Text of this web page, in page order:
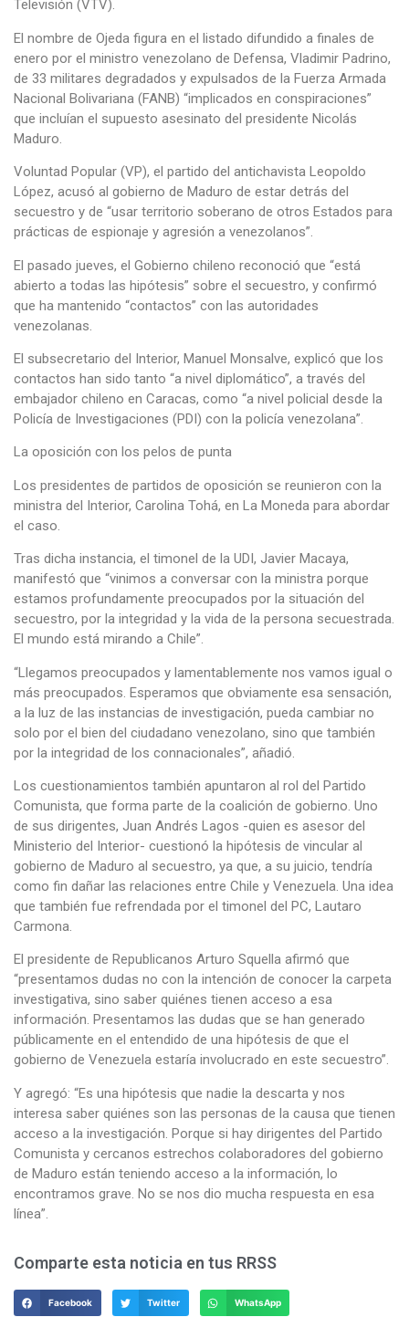
Televisión (VTV).
El nombre de Ojeda figura en el listado difundido a finales de
enero por el ministro venezolano de Defensa, Vladimir Padrino,
de 33 militares degradados y expulsados de la Fuerza Armada
Nacional Bolivariana (FANB) “implicados en conspiraciones”
que incluían el supuesto asesinato del presidente Nicolás
Maduro.
Voluntad Popular (VP), el partido del antichavista Leopoldo
López, acusó al gobierno de Maduro de estar detrás del
secuestro y de “usar territorio soberano de otros Estados para
prácticas de espionaje y agresión a venezolanos”.
El pasado jueves, el Gobierno chileno reconoció que “está
abierto a todas las hipótesis” sobre el secuestro, y confirmó
que ha mantenido “contactos” con las autoridades
venezolanas.
El subsecretario del Interior, Manuel Monsalve, explicó que los
contactos han sido tanto “a nivel diplomático”, a través del
embajador chileno en Caracas, como “a nivel policial desde la
Policía de Investigaciones (PDI) con la policía venezolana”.
La oposición con los pelos de punta
Los presidentes de partidos de oposición se reunieron con la
ministra del Interior, Carolina Tohá, en La Moneda para abordar
el caso.
Tras dicha instancia, el timonel de la UDI, Javier Macaya,
manifestó que “vinimos a conversar con la ministra porque
estamos profundamente preocupados por la situación del
secuestro, por la integridad y la vida de la persona secuestrada.
El mundo está mirando a Chile”.
“Llegamos preocupados y lamentablemente nos vamos igual o
más preocupados. Esperamos que obviamente esa sensación,
a la luz de las instancias de investigación, pueda cambiar no
solo por el bien del ciudadano venezolano, sino que también
por la integridad de los connacionales”, añadió.
Los cuestionamientos también apuntaron al rol del Partido
Comunista, que forma parte de la coalición de gobierno. Uno
de sus dirigentes, Juan Andrés Lagos -quien es asesor del
Ministerio del Interior- cuestionó la hipótesis de vincular al
gobierno de Maduro al secuestro, ya que, a su juicio, tendría
como fin dañar las relaciones entre Chile y Venezuela. Una idea
que también fue refrendada por el timonel del PC, Lautaro
Carmona.
El presidente de Republicanos Arturo Squella afirmó que
“presentamos dudas no con la intención de conocer la carpeta
investigativa, sino saber quiénes tienen acceso a esa
información. Presentamos las dudas que se han generado
públicamente en el entendido de una hipótesis de que el
gobierno de Venezuela estaría involucrado en este secuestro”.
Y agregó: “Es una hipótesis que nadie la descarta y nos
interesa saber quiénes son las personas de la causa que tienen
acceso a la investigación. Porque si hay dirigentes del Partido
Comunista y cercanos estrechos colaboradores del gobierno
de Maduro están teniendo acceso a la información, lo
encontramos grave. No se nos dio mucha respuesta en esa
línea”.
Comparte esta noticia en tus RRSS
Facebook Twitter WhatsApp